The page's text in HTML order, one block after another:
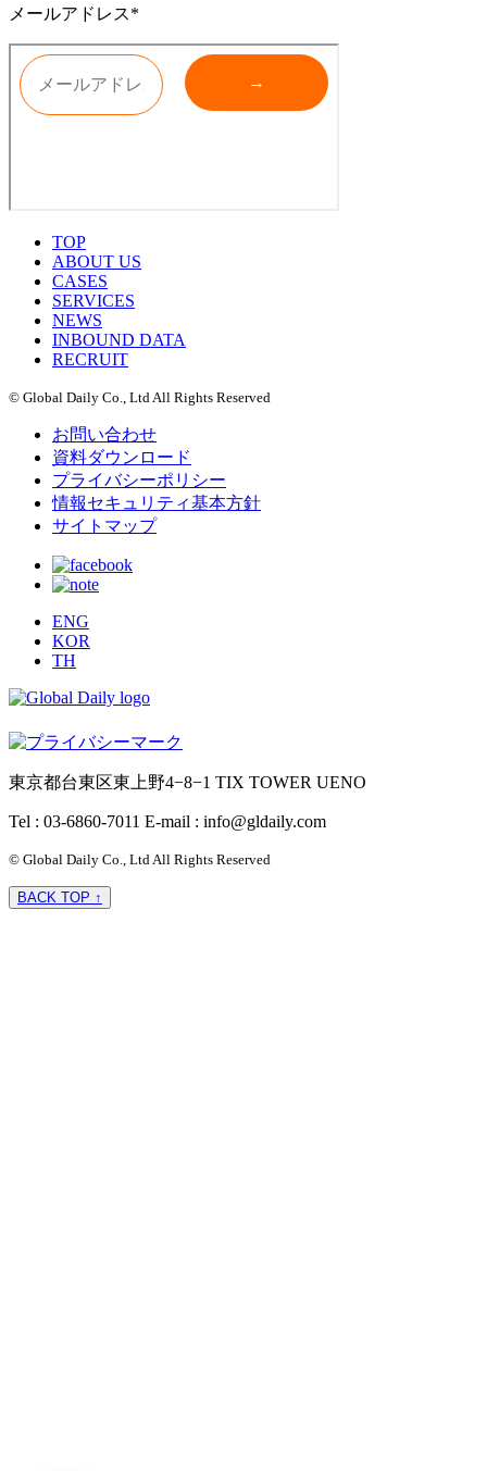
メールアドレス*
TOP
ABOUT US
CASES
SERVICES
NEWS
INBOUND DATA
RECRUIT
© Global Daily Co., Ltd All Rights Reserved
お問い合わせ
資料ダウンロード
プライバシーポリシー
情報セキュリティ基本方針
サイトマップ
ENG
KOR
TH
東京都台東区東上野4−8−1 TIX TOWER UENO
Tel : 03-6860-7011 E-mail : info@gldaily.com
© Global Daily Co., Ltd All Rights Reserved
BACK TOP ↑